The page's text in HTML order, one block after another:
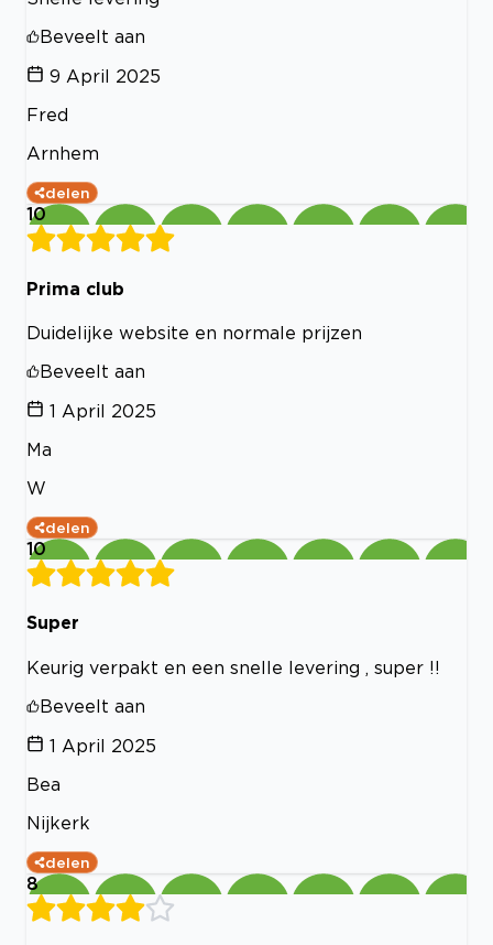
Beveelt aan
9 April 2025
Fred
Arnhem
delen
10
Prima club
Duidelijke website en normale prijzen
Beveelt aan
1 April 2025
Ma
W
delen
10
Super
Keurig verpakt en een snelle levering , super !!
Beveelt aan
1 April 2025
Bea
Nijkerk
delen
8